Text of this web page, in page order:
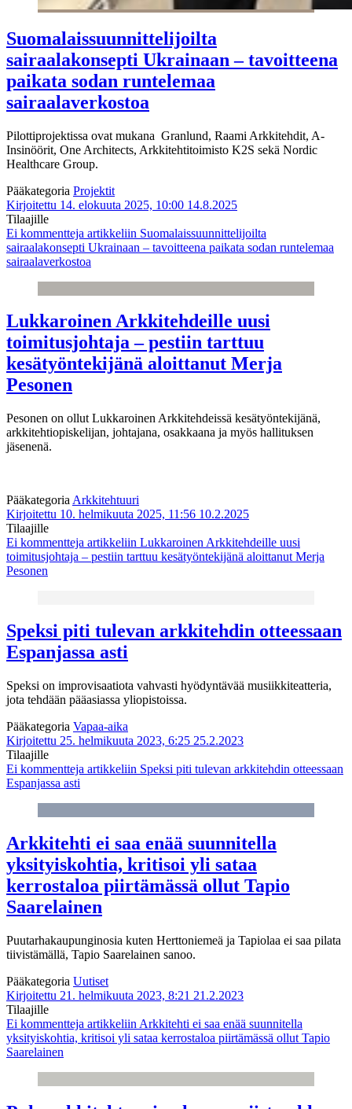
Suomalaissuunnittelijoilta
sairaalakonsepti Ukrainaan – tavoitteena
paikata sodan runtelemaa
sairaalaverkostoa
Pilottiprojektissa ovat mukana Granlund, Raami Arkkitehdit, A-
Insinöörit, One Architects, Arkkitehtitoimisto K2S sekä Nordic
Healthcare Group.
Pääkategoria Projektit
Kirjoitettu 14. elokuuta 2025, 10:00 14.8.2025
Tilaajille
Ei kommentteja artikkeliin Suomalaissuunnittelijoilta
sairaalakonsepti Ukrainaan – tavoitteena paikata sodan runtelemaa
sairaalaverkostoa
Lukkaroinen Arkkitehdeille uusi
toimitusjohtaja – pestiin tarttuu
kesätyöntekijänä aloittanut Merja
Pesonen
Pesonen on ollut Lukkaroinen Arkkitehdeissä kesätyöntekijänä,
arkkitehtiopiskelijan, johtajana, osakkaana ja myös hallituksen
jäsenenä.
Pääkategoria Arkkitehtuuri
Kirjoitettu 10. helmikuuta 2025, 11:56 10.2.2025
Tilaajille
Ei kommentteja artikkeliin Lukkaroinen Arkkitehdeille uusi
toimitusjohtaja – pestiin tarttuu kesätyöntekijänä aloittanut Merja
Pesonen
Speksi piti tulevan arkkitehdin otteessaan
Espanjassa asti
Speksi on improvisaatiota vahvasti hyödyntävää musiikkiteatteria,
jota tehdään pääasiassa yliopistoissa.
Pääkategoria Vapaa-aika
Kirjoitettu 25. helmikuuta 2023, 6:25 25.2.2023
Tilaajille
Ei kommentteja artikkeliin Speksi piti tulevan arkkitehdin otteessaan
Espanjassa asti
Arkkitehti ei saa enää suunnitella
yksityiskohtia, kritisoi yli sataa
kerrostaloa piirtämässä ollut Tapio
Saarelainen
Puutarhakaupunginosia kuten Herttoniemeä ja Tapiolaa ei saa pilata
tiivistämällä, Tapio Saarelainen sanoo.
Pääkategoria Uutiset
Kirjoitettu 21. helmikuuta 2023, 8:21 21.2.2023
Tilaajille
Ei kommentteja artikkeliin Arkkitehti ei saa enää suunnitella
yksityiskohtia, kritisoi yli sataa kerrostaloa piirtämässä ollut Tapio
Saarelainen